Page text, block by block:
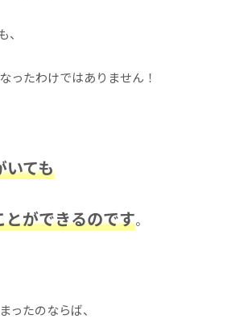
ったわけではありません！
いても
ができるのです。
ったのならば、